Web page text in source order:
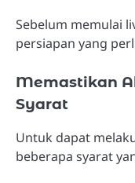
Sebelum memulai
persiapan yang
Memastikan
Syarat
Untuk dapat
beberapa syarat